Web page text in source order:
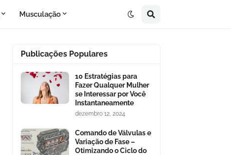
Musculação
Publicações Populares
10 Estratégias para
Fazer Qualquer Mulher
se Interessar por Você
Instantaneamente
dezembro 12, 2024
Comando de Válvulas e
Variação de Fase –
Otimizando o Ciclo do